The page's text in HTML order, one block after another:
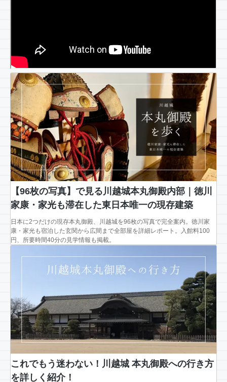
【96枚の写真】で見る川越城本丸御殿内部｜徳川
家康・家光も滞在した東日本唯一の現存建築
日本に2つだけの現存本丸御殿、川越城を96枚の写真で完全案内。徳川家
康・家光も宿泊した玄関から広間まで全部屋を詳細レポート。入館料100
円、所要時間40分の見学情報も掲載。
これでもう迷わない！川越城 本丸御殿への行き方
を詳しく紹介！